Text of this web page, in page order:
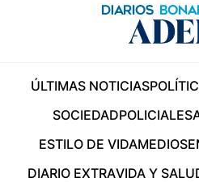
ÚLTIMAS NOTICIAS
SOCIEDADPOLICIALES
ESTILO DE VIDAMEDIOS
DIARIO EXTRAVIDA Y